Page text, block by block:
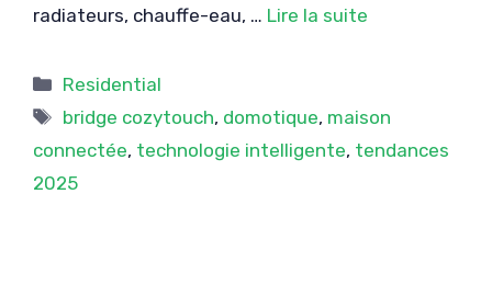
radiateurs, chauffe-eau, … Lire la suite
Catégories
Residential
Étiquettes
bridge cozytouch, domotique, maison
connectée, technologie intelligente, tendances
2025